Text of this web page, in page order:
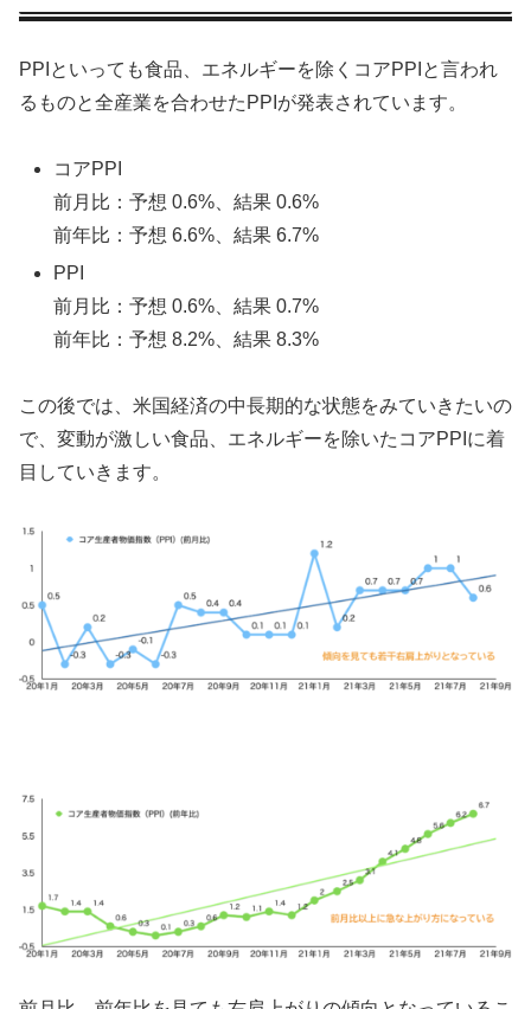
PPIといっても食品、エネルギーを除くコアPPIと言われ
るものと全産業を合わせたPPIが発表されています。
コアPPI
前月比：予想 0.6%、結果 0.6%
前年比：予想 6.6%、結果 6.7%
PPI
前月比：予想 0.6%、結果 0.7%
前年比：予想 8.2%、結果 8.3%
この後では、米国経済の中長期的な状態をみていきたいの
で、変動が激しい食品、エネルギーを除いたコアPPIに着
目していきます。